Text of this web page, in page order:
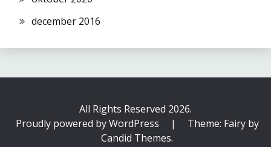
december 2016
All Rights Reserved 2026.
Proudly powered by WordPress
|
Theme: Fairy by
Candid Themes.